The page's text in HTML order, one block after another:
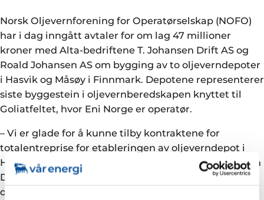
Karriere
Om oss
Vår virksomhet
Bærekraft
Medie- og presserom
Norsk Oljevernforening for Operatørselskap (NOFO)
har i dag inngått avtaler for om lag 47 millioner
kroner med Alta-bedriftene T. Johansen Drift AS og
Roald Johansen AS om bygging av to oljeverndepoter
i Hasvik og Måsøy i Finnmark. Depotene representerer
siste byggestein i oljevernberedskapen knyttet til
Goliatfeltet, hvor Eni Norge er operatør.
– Vi er glade for å kunne tilby kontraktene for
totalentreprise for etableringen av oljeverndepot i
Hasvik og Måsøy til Roald Johansen AS og T. Johansen
Drift AS. Vi er sikre på at bedriftene vil kunne levere
det beste produktet til vårt formål, sier NOFO-